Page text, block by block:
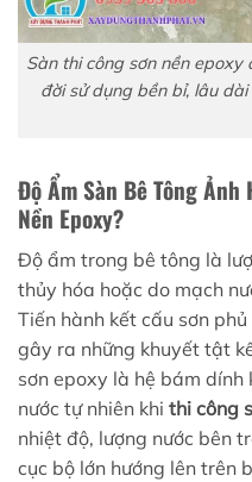
Sàn thi công sơn nền
đời sử dụng bền bỉ, lâu
Độ Ẩm Sàn Bê Tông
Nền Epoxy?
Độ ẩm trong bê tông là
thủy hóa hoặc do mạch
Tiến hành kết cấu sơn
gây ra những khuyết tật
sơn epoxy là hệ bám dính
nước tự nhiên khi thi công
nhiệt độ, lượng nước bên
cục bộ lớn hướng lên trên